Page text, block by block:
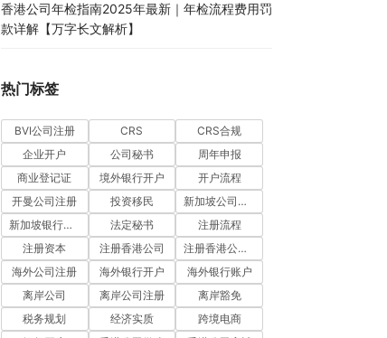
香港公司年检指南2025年最新｜年检流程费用罚
款详解【万字长文解析】
热门标签
BVI公司注册 CRS
CRS合规
企业开户
公司秘书
周年申报
商业登记证
境外银行开户
开户流程
开曼公司注册
投资移民
新加坡公司注册
新加坡银行开户
法定秘书
注册流程
注册资本
注册香港公司
注册香港公司流程
海外公司注册
海外银行开户
海外银行账户
离岸公司
离岸公司注册
离岸豁免
税务规划
经济实质
跨境电商